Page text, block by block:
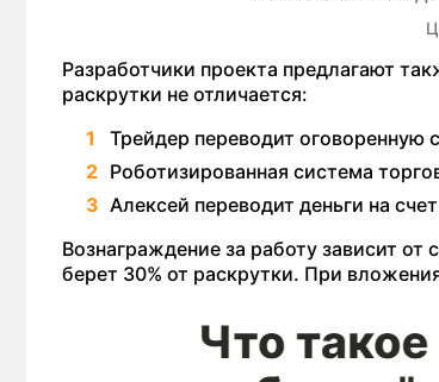
Разработчики проекта предлагают
раскрутки не отличается:
Трейдер переводит оговоренную
Роботизированная система
Алексей переводит деньги на
Вознаграждение за работу зависит
берет 30% от раскрутки. При